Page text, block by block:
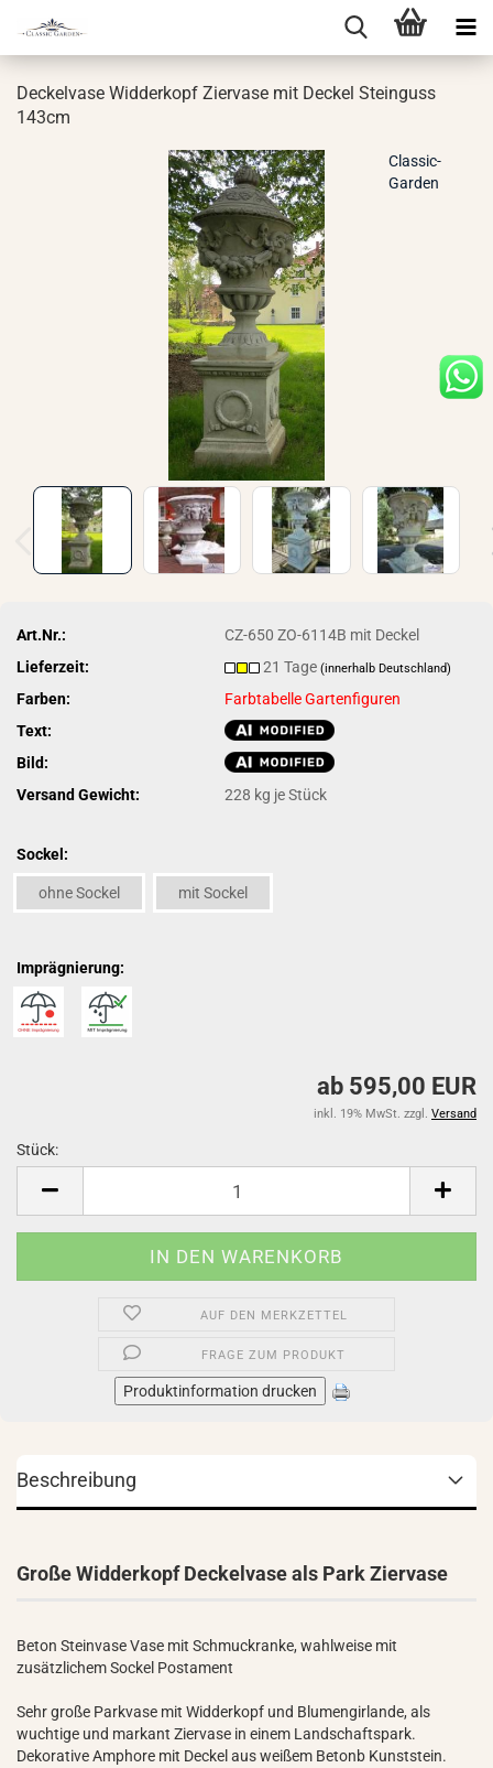
De­ckel­va­se Wid­der­kopf Zier­va­se mit De­ckel Stein­guss
143cm
Classic-
Garden
Art.Nr.:
CZ-650 ZO-6114B mit Deckel
Lieferzeit:
21 Tage(innerhalb Deutschland)
Farben:
Farbtabelle Gartenfiguren
Text:
Bild:
Versand Gewicht:
228 kg je Stück
Sockel:
ohne Sockel mit Sockel
Imprägnierung:
ab 595,00 EUR
inkl. 19% MwSt. zzgl. Versand
Stück:
AUF DEN MERKZETTEL
FRAGE ZUM PRODUKT
Produktinformation drucken
Beschreibung
Große Widderkopf Deckelvase als Park Ziervase
Beton Steinvase Vase mit Schmuckranke, wahlweise mit
zusätzlichem Sockel Postament
Sehr große Parkvase mit Widderkopf und Blumengirlande, als
wuchtige und markant Ziervase in einem Landschaftspark.
Dekorative Amphore mit Deckel aus weißem Betonb Kunststein.